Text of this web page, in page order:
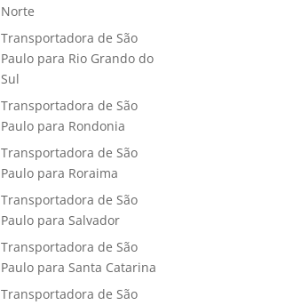
Norte
Transportadora de São
Paulo para Rio Grando do
Sul
Transportadora de São
Paulo para Rondonia
Transportadora de São
Paulo para Roraima
Transportadora de São
Paulo para Salvador
Transportadora de São
Paulo para Santa Catarina
Transportadora de São